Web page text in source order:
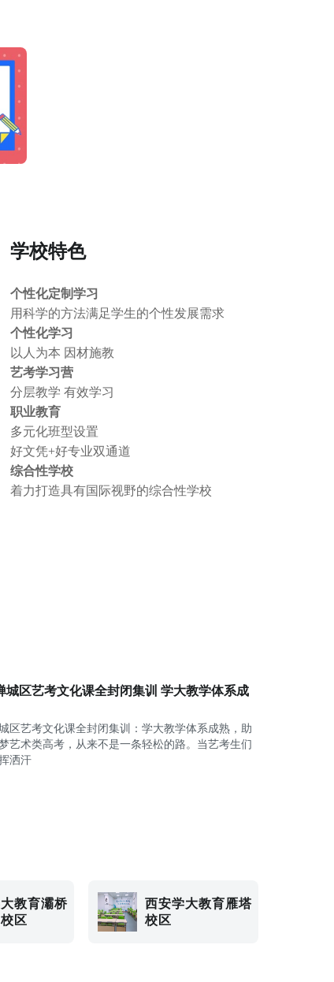
学校特色
个性化定制学习
用科学的方法满足学生的个性发展需求
个性化学习
以人为本 因材施教
艺考学习营
分层教学 有效学习
职业教育
多元化班型设置
好文凭+好专业双通道
综合性学校
着力打造具有国际视野的综合性学校
城区艺考文化课全封闭集训 学大教学体系成
区艺考文化课全封闭集训：学大教学体系成熟，助
艺术类高考，从来不是一条轻松的路。当艺考生们
洒汗
教育灞桥
区
西安学大教育雁塔
校区